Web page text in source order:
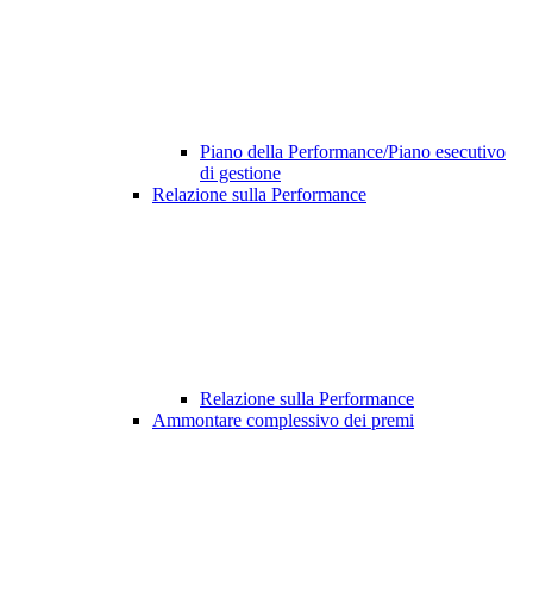
Piano della Performance/Piano esecutivo
di gestione
Relazione sulla Performance
Relazione sulla Performance
Ammontare complessivo dei premi